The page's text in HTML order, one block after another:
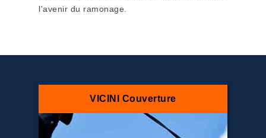
l'avenir du ramonage.
VICINI Couverture